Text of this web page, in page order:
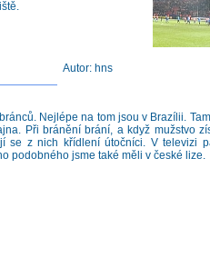
Autor: hns
Nejlépe na tom jsou v Brazílii.
Při bránění brání, a když mužstvo
se z nich křídlení útočníci. V televizi
podobného jsme také měli v české lize.